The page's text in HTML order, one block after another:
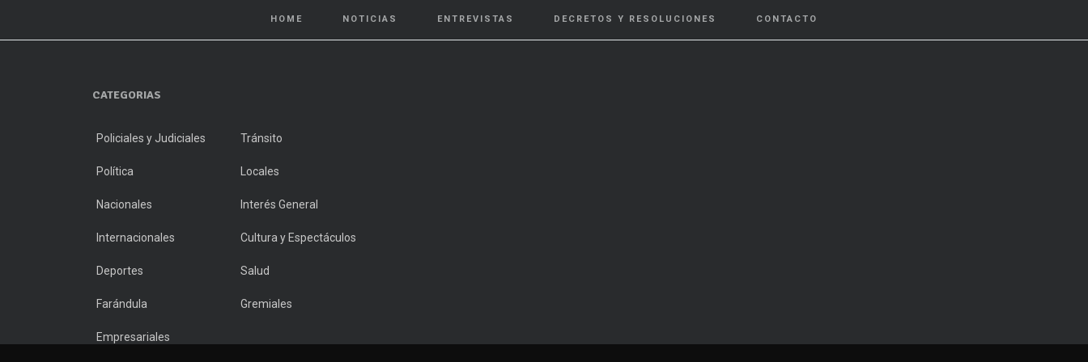
HOME NOTICIAS ENTREVISTAS DECRETOS Y RESOLUCIONES CONTACTO
CATEGORIAS
Policiales y Judiciales Tránsito
Política Locales
Nacionales Interés General
Internacionales Cultura y Espectáculos
Deportes Salud
Farándula Gremiales
Empresariales